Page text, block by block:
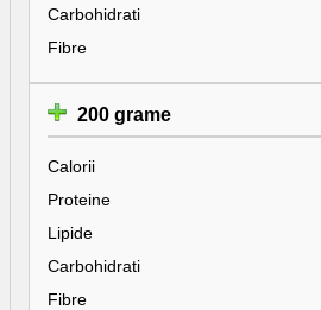
Carbohidrati
Fibre
200 grame
Calorii
Proteine
Lipide
Carbohidrati
Fibre